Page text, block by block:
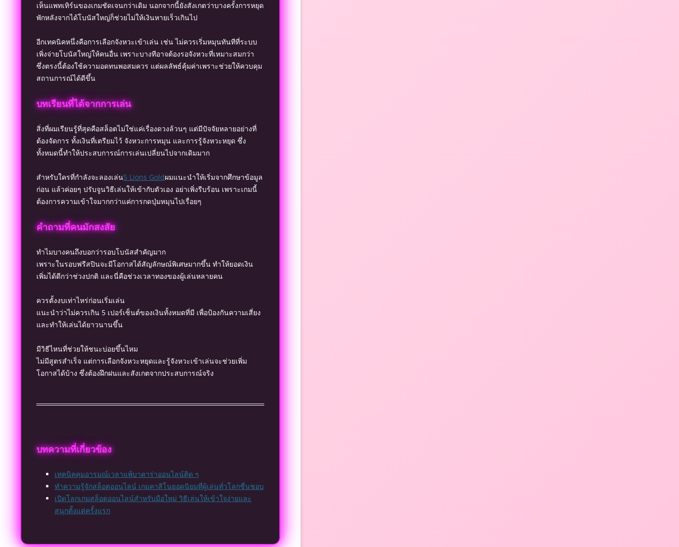
เห็นแพทเทิร์นของเกมชัดเจนกว่าเดิม นอกจากนี้ยังสังเกตว่าบางครั้งการหยุด
พักหลังจากได้โบนัสใหญ่ก็ช่วยไม่ให้เงินหายเร็วเกินไป
อีกเทคนิคหนึ่งคือการเลือกจังหวะเข้าเล่น เช่น ไม่ควรเริ่มหมุนทันทีที่ระบบ
เพิ่งจ่ายโบนัสใหญ่ให้คนอื่น เพราะบางทีอาจต้องรอจังหวะที่เหมาะสมกว่า
ซึ่งตรงนี้ต้องใช้ความอดทนพอสมควร แต่ผลลัพธ์คุ้มค่าเพราะช่วยให้ควบคุม
สถานการณ์ได้ดีขึ้น
บทเรียนที่ได้จากการเล่น
สิ่งที่ผมเรียนรู้ที่สุดคือสล็อตไม่ใช่แค่เรื่องดวงล้วนๆ แต่มีปัจจัยหลายอย่างที่
ต้องจัดการ ทั้งเงินที่เตรียมไว้ จังหวะการหมุน และการรู้จังหวะหยุด ซึ่ง
ทั้งหมดนี้ทำให้ประสบการณ์การเล่นเปลี่ยนไปจากเดิมมาก
สำหรับใครที่กำลังจะลองเล่น5 Lions Goldผมแนะนำให้เริ่มจากศึกษาข้อมูล
ก่อน แล้วค่อยๆ ปรับจูนวิธีเล่นให้เข้ากับตัวเอง อย่าเพิ่งรีบร้อน เพราะเกมนี้
ต้องการความเข้าใจมากกว่าแค่การกดปุ่มหมุนไปเรื่อยๆ
คำถามที่คนมักสงสัย
ทำไมบางคนถึงบอกว่ารอบโบนัสสำคัญมาก
เพราะในรอบฟรีสปินจะมีโอกาสได้สัญลักษณ์พิเศษมากขึ้น ทำให้ยอดเงิน
เพิ่มได้ดีกว่าช่วงปกติ และนี่คือช่วงเวลาทองของผู้เล่นหลายคน
ควรตั้งงบเท่าไหร่ก่อนเริ่มเล่น
แนะนำว่าไม่ควรเกิน 5 เปอร์เซ็นต์ของเงินทั้งหมดที่มี เพื่อป้องกันความเสี่ยง
และทำให้เล่นได้ยาวนานขึ้น
มีวิธีไหนที่ช่วยให้ชนะบ่อยขึ้นไหม
ไม่มีสูตรสำเร็จ แต่การเลือกจังหวะหยุดและรู้จังหวะเข้าเล่นจะช่วยเพิ่ม
โอกาสได้บ้าง ซึ่งต้องฝึกฝนและสังเกตจากประสบการณ์จริง
บทความที่เกี่ยวข้อง
เทคนิคคุมอารมณ์เวลาแพ้บาคาร่าออนไลน์ติด ๆ
ทำความรู้จักสล็อตออนไลน์ เกมคาสิโนยอดนิยมที่ผู้เล่นทั่วโลกชื่นชอบ
เปิดโลกเกมสล็อตออนไลน์สำหรับมือใหม่ วิธีเล่นให้เข้าใจง่ายและ
สนุกตั้งแต่ครั้งแรก